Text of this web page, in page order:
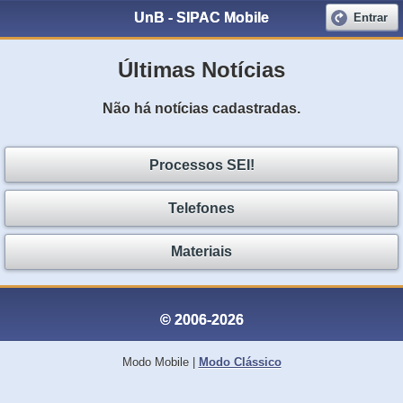
UnB - SIPAC Mobile Entrar
Últimas Notícias
Não há notícias cadastradas.
Processos SEI!
Telefones
Materiais
© 2006-2026
Modo Mobile| Modo Clássico